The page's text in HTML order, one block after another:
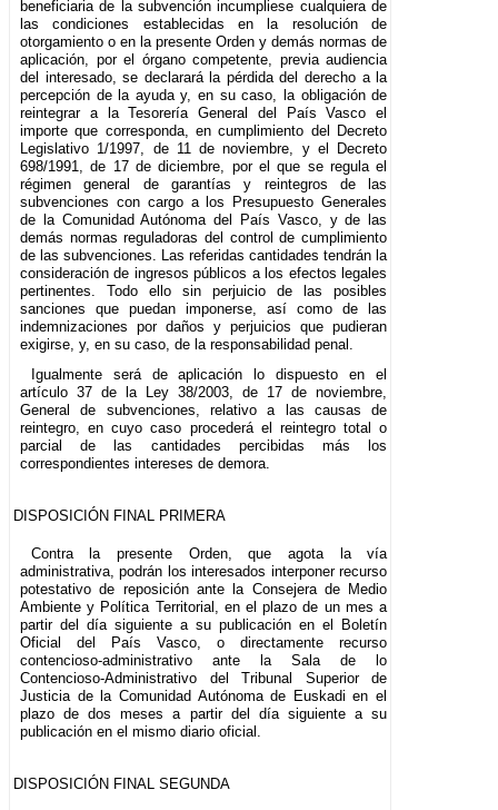
beneficiaria de la subvención incumpliese cualquiera de
las condiciones establecidas en la resolución de
otorgamiento o en la presente Orden y demás normas de
aplicación, por el órgano competente, previa audiencia
del interesado, se declarará la pérdida del derecho a la
percepción de la ayuda y, en su caso, la obligación de
reintegrar a la Tesorería General del País Vasco el
importe que corresponda, en cumplimiento del Decreto
Legislativo 1/1997, de 11 de noviembre, y el Decreto
698/1991, de 17 de diciembre, por el que se regula el
régimen general de garantías y reintegros de las
subvenciones con cargo a los Presupuesto Generales
de la Comunidad Autónoma del País Vasco, y de las
demás normas reguladoras del control de cumplimiento
de las subvenciones. Las referidas cantidades tendrán la
consideración de ingresos públicos a los efectos legales
pertinentes. Todo ello sin perjuicio de las posibles
sanciones que puedan imponerse, así como de las
indemnizaciones por daños y perjuicios que pudieran
exigirse, y, en su caso, de la responsabilidad penal.
Igualmente será de aplicación lo dispuesto en el
artículo 37 de la Ley 38/2003, de 17 de noviembre,
General de subvenciones, relativo a las causas de
reintegro, en cuyo caso procederá el reintegro total o
parcial de las cantidades percibidas más los
correspondientes intereses de demora.
DISPOSICIÓN FINAL PRIMERA
Contra la presente Orden, que agota la vía
administrativa, podrán los interesados interponer recurso
potestativo de reposición ante la Consejera de Medio
Ambiente y Política Territorial, en el plazo de un mes a
partir del día siguiente a su publicación en el Boletín
Oficial del País Vasco, o directamente recurso
contencioso-administrativo ante la Sala de lo
Contencioso-Administrativo del Tribunal Superior de
Justicia de la Comunidad Autónoma de Euskadi en el
plazo de dos meses a partir del día siguiente a su
publicación en el mismo diario oficial.
DISPOSICIÓN FINAL SEGUNDA